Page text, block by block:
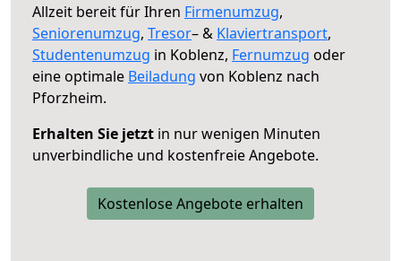
Allzeit bereit für Ihren Firmenumzug,
Seniorenumzug, Tresor– & Klaviertransport,
Studentenumzug in Koblenz, Fernumzug oder
eine optimale Beiladung von Koblenz nach
Pforzheim.
Erhalten Sie jetzt in nur wenigen Minuten
unverbindliche und kostenfreie Angebote.
Kostenlose Angebote erhalten